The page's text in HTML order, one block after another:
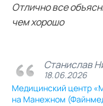
Отлично все
чем хорошо
Станислав
18.06.2026
Медицинский центр
на Манежном